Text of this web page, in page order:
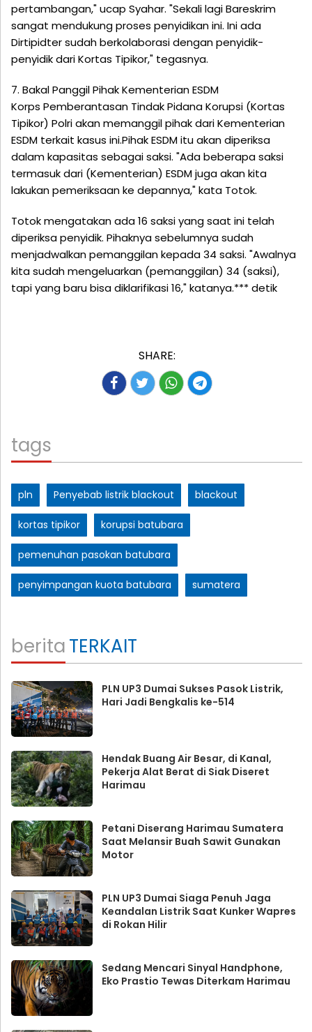
pertambangan," ucap Syahar. "Sekali lagi Bareskrim
sangat mendukung proses penyidikan ini. Ini ada
Dirtipidter sudah berkolaborasi dengan penyidik-
penyidik dari Kortas Tipikor," tegasnya.
7. Bakal Panggil Pihak Kementerian ESDM
Korps Pemberantasan Tindak Pidana Korupsi (Kortas
Tipikor) Polri akan memanggil pihak dari Kementerian
ESDM terkait kasus ini.Pihak ESDM itu akan diperiksa
dalam kapasitas sebagai saksi. "Ada beberapa saksi
termasuk dari (Kementerian) ESDM juga akan kita
lakukan pemeriksaan ke depannya," kata Totok.
Totok mengatakan ada 16 saksi yang saat ini telah
diperiksa penyidik. Pihaknya sebelumnya sudah
menjadwalkan pemanggilan kepada 34 saksi. "Awalnya
kita sudah mengeluarkan (pemanggilan) 34 (saksi),
tapi yang baru bisa diklarifikasi 16," katanya.*** detik
SHARE:
tags
pln Penyebab listrik blackout blackout
kortas tipikor korupsi batubara
pemenuhan pasokan batubara
penyimpangan kuota batubara sumatera
beritaTERKAIT
PLN UP3 Dumai Sukses Pasok Listrik,
Hari Jadi Bengkalis ke-514
Hendak Buang Air Besar, di Kanal,
Pekerja Alat Berat di Siak Diseret
Harimau
Petani Diserang Harimau Sumatera
Saat Melansir Buah Sawit Gunakan
Motor
PLN UP3 Dumai Siaga Penuh Jaga
Keandalan Listrik Saat Kunker Wapres
di Rokan Hilir
Sedang Mencari Sinyal Handphone,
Eko Prastio Tewas Diterkam Harimau